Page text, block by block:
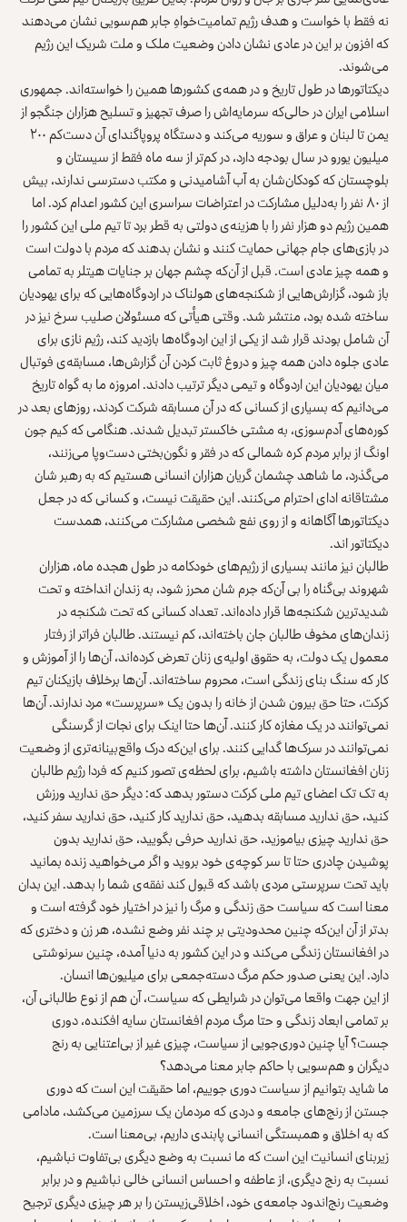
نه فقط با خواست و هدف رژیم تمامیت‌خواهِ جابر هم‌سویی نشان می‌دهند
که افزون بر این در عادی نشان دادن وضعیت ملک و ملت شریک این رژیم
می‌شوند.
دیکتاتورها در طول تاریخ و در همه‌ی کشورها همین را خواسته‌اند. جمهوری
اسلامی ایران در حالی‌که سرمایه‌اش را صرف تجهیز و تسلیح هزاران جنگجو از
یمن تا لبنان و عراق و سوریه می‌کند و دستگاه پروپاگندای آن دست‌کم ۲۰۰
میلیون یورو در سال بودجه دارد، در کم‌تر از سه ماه فقط از سیستان و
بلوچستان که کودکان‌شان به آب آشامیدنی و مکتب دسترسی ندارند، بیش
از ۸۰ نفر را به‌دلیل مشارکت در اعتراضات سراسری این کشور اعدام کرد. اما
همین رژیم دو هزار نفر را با هزینه‌ی دولتی به قطر برد تا تیم ملی این کشور را
در بازی‌های جام جهانی حمایت کنند و نشان بدهند که مردم با دولت است
و همه چیز عادی است. قبل از آن‌که چشم جهان بر جنایات هیتلر به تمامی
باز شود، گزارش‌هایی از شکنجه‌های هولناک در اردوگاه‌هایی که برای یهودیان
ساخته شده بود، منتشر شد. وقتی هیأتی که مسئولان صلیب سرخ نیز در
آن شامل بودند قرار شد از یکی از این اردوگاه‌ها بازدید کند، رژیم نازی برای
عادی جلوه دادن همه چیز و دروغ ثابت کردن آن گزارش‌ها، مسابقه‌ی فوتبال
میان یهودیان این اردوگاه و تیمی دیگر ترتیب دادند. امروزه ما به گواه تاریخ
می‌دانیم که بسیاری از کسانی که در آن مسابقه شرکت کردند، روزهای بعد در
کوره‌های آدم‌سوزی، به مشتی خاکستر تبدیل شدند. هنگامی که کیم جون
اونگ از برابر مردم کره‌ شمالی که در فقر و نگون‌بختی دست‌وپا می‌زنند،
می‌گذرد، ما شاهد چشمان گریان هزاران انسانی هستیم که به رهبر شان
مشتاقانه ادای احترام می‌کنند. این حقیقت نیست، و کسانی که در جعل
دیکتاتورها آگاهانه و از روی نفع شخصی مشارکت می‌کنند، همدست
دیکتاتور اند.
طالبان نیز مانند بسیاری از رژیم‌های خودکامه در طول هجده ماه، هزاران
شهروند بی‌گناه را بی آن‌که جرم شان محرز شود، به زندان انداخته و تحت
شدیدترین شکنجه‌ها قرار داده‌اند. تعداد کسانی که تحت شکنجه در
زندان‌های مخوف طالبان جان باخته‌اند، کم نیستند. طالبان فراتر از رفتار
معمول یک دولت، به حقوق اولیه‌ی زنان تعرض کرده‌اند، آن‌ها را از آموزش و
کار که سنگ بنای زندگی است، محروم ساخته‌اند. آن‌ها برخلاف بازیکنان تیم
کرکت، حتا حق بیرون شدن از خانه را بدون یک «سرپرست» مرد ندارند. آن‌ها
نمی‌توانند در یک مغازه کار کنند. آن‌ها حتا اینک برای نجات از گرسنگی
نمی‌توانند در سرک‌ها گدایی کنند. برای این‌که درک واقع‌بینانه‌تری از وضعیت
زنان افغانستان داشته باشیم، برای لحظه‌ی تصور کنیم که فردا رژیم طالبان
به تک تک اعضای تیم ملی کرکت دستور بدهد که: دیگر حق ندارید ورزش
کنید، حق ندارید مسابقه بدهید، حق ندارید کار کنید، حق ندارید سفر کنید،
حق ندارید چیزی بیاموزید، حق ندارید حرفی بگویید، حق ندارید بدون
پوشیدن چادری حتا تا سر کوچه‌ی خود بروید و اگر می‌خواهید زنده بمانید
باید تحت سرپرستی مردی باشد که قبول کند نفقه‌ی شما را بدهد. این بدان
معنا است که سیاست حق زندگی و مرگ را نیز در اختیار خود گرفته است و
بدتر از آن این‌که چنین محدودیتی بر چند نفر وضع نشده، هر زن و دختری که
در افغانستان زندگی می‌کند و در این کشور به دنیا آمده، چنین سرنوشتی
دارد. این یعنی صدور حکم مرگ دسته‌جمعی برای میلیون‌ها انسان.
از این جهت واقعا می‌توان در شرایطی که سیاست، آن هم از نوع طالبانی آن،
بر تمامی ابعاد زندگی و حتا مرگ مردم افغانستان سایه افکنده، دوری
جست؟ آیا چنین دوری‌جویی از سیاست، چیزی غیر از بی‌اعتنایی به رنج
دیگران و هم‌سویی با حاکم جابر معنا می‌دهد؟
ما شاید بتوانیم از سیاست دوری جوییم، اما حقیقت این است که دوری
جستن از رنج‌های جامعه و دردی که مردمان یک سرزمین می‌کشد، مادامی
که به اخلاق و همبستگی انسانی پابندی داریم، بی‌معنا است.
زیربنای انسانیت این است که ما نسبت به وضع دیگری بی‌تفاوت نباشیم،
نسبت به رنج دیگری، از عاطفه و احساس انسانی خالی نباشیم و در برابر
وضعیت رنج‌اندود جامعه‌ی خود، اخلاقی‌زیستن را بر هر چیزی دیگری ترجیح